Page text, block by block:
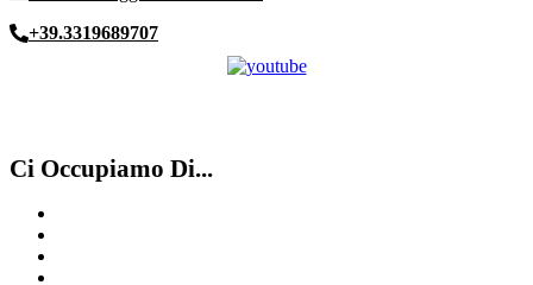
+39.3319689707
Ci Occupiamo Di...